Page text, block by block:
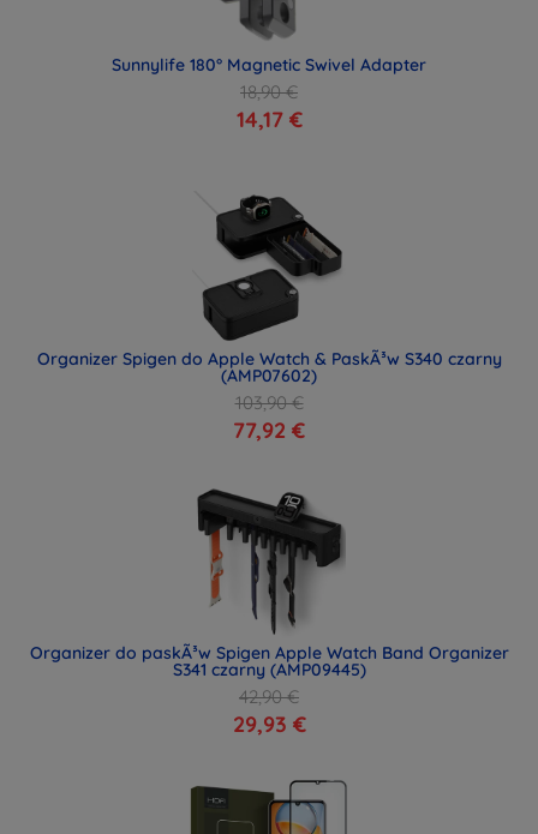
Sunnylife 180° Magnetic Swivel Adapter
18,90 €
14,17 €
Organizer Spigen do Apple Watch & PaskÃ³w S340 czarny
(AMP07602)
103,90 €
77,92 €
Organizer do paskÃ³w Spigen Apple Watch Band Organizer
S341 czarny (AMP09445)
42,90 €
29,93 €